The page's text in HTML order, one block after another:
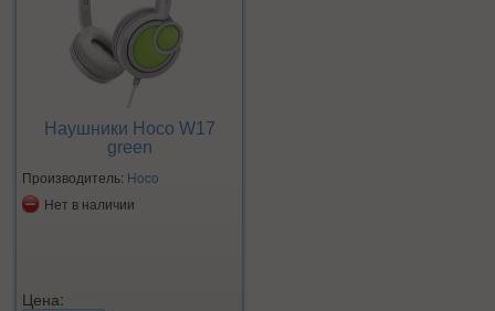
Наушники Hoco W17
green
Производитель: Hoco
Нет в наличии
Цена: